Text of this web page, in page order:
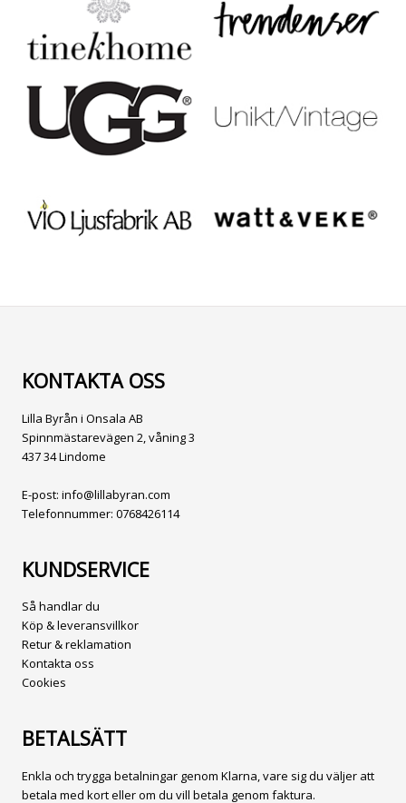
KONTAKTA OSS
Lilla Byrån i Onsala AB
Spinnmästarevägen 2, våning 3
437 34 Lindome
E-post: info@lillabyran.com
Telefonnummer: 0768426114
KUNDSERVICE
Så handlar du
Köp & leveransvillkor
Retur & reklamation
Kontakta oss
Cookies
BETALSÄTT
Enkla och trygga betalningar genom Klarna, vare sig du väljer att
betala med kort eller om du vill betala genom faktura.